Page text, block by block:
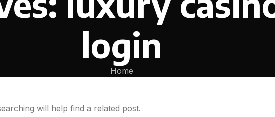
login
Home
will help find a related post.